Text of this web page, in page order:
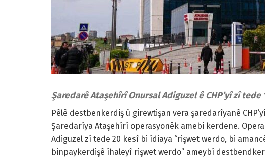
Şaredarê Ataşehîrî Onursal Adiguzel ê CHP’yî zî
Pêlê destbenkerdiş û girewtişan vera şaredarîyanê
Şaredarîya Ataşehîrî operasyonêk amebi kerdene.
Adiguzel zî tede 20 kesî bi îdiaya “rişwet werdo, bi
binpaykerdişê îhaleyî rişwet werdo” ameybî